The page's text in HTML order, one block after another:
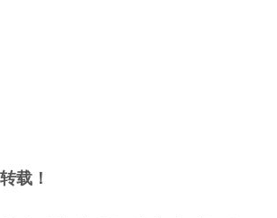
载！